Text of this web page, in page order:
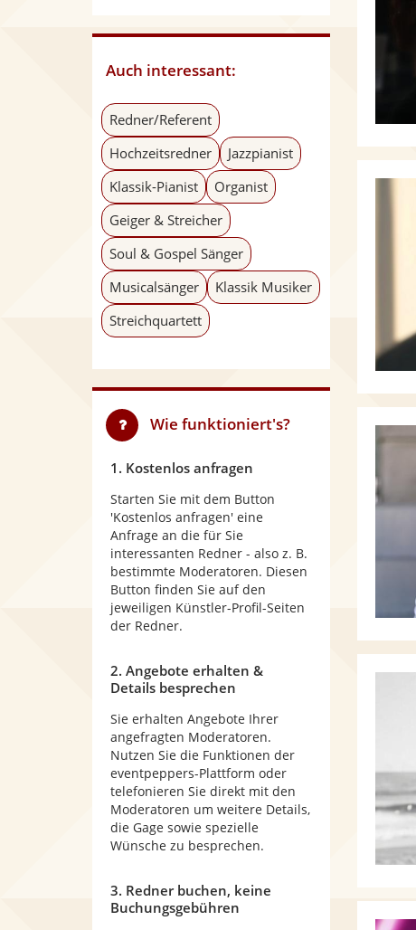
Auch interessant:
Redner/Referent
Hochzeitsredner
Jazzpianist
Klassik-Pianist
Organist
Geiger & Streicher
Soul & Gospel Sänger
Musicalsänger
Klassik Musiker
Streichquartett
Wie funktioniert's?
1. Kostenlos anfragen
Starten Sie mit dem Button
'Kostenlos anfragen' eine
Anfrage an die für Sie
interessanten Redner - also z. B.
bestimmte Moderatoren. Diesen
Button finden Sie auf den
jeweiligen Künstler-Profil-Seiten
der Redner.
2. Angebote erhalten &
Details besprechen
Sie erhalten Angebote Ihrer
angefragten Moderatoren.
Nutzen Sie die Funktionen der
eventpeppers-Plattform oder
telefonieren Sie direkt mit den
Moderatoren um weitere Details,
die Gage sowie spezielle
Wünsche zu besprechen.
3. Redner buchen, keine
Buchungsgebühren